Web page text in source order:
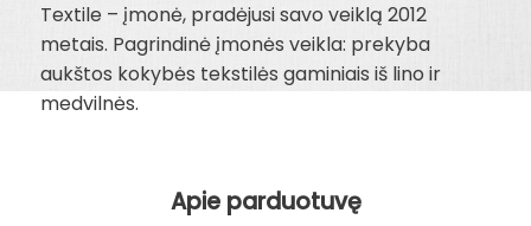
Textile – įmonė, pradėjusi savo veiklą 2012
metais. Pagrindinė įmonės veikla: prekyba
aukštos kokybės tekstilės gaminiais iš lino ir
medvilnės.
Apie parduotuvę